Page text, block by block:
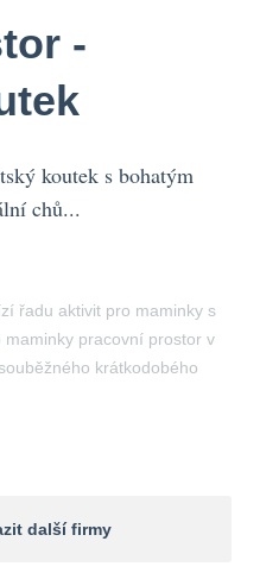
-
koutek s bohatým
chů...
řadu aktivit pro maminky s
pracovní prostor v
krátkodobého
další firmy